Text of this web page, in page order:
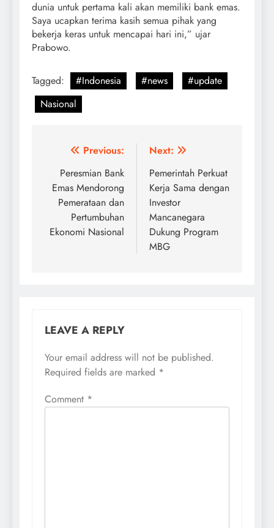
dunia untuk pertama kali akan memiliki bank emas.
Saya ucapkan terima kasih semua pihak yang
bekerja keras untuk mencapai hari ini,” ujar
Prabowo.
Tagged: #Indonesia #news
#update
Nasional
Post
navigation
Previous:
Peresmian Bank
Emas Mendorong
Pemerataan dan
Pertumbuhan
Ekonomi Nasional
Next:
Pemerintah Perkuat
Kerja Sama dengan
Investor
Mancanegara
Dukung Program
MBG
LEAVE A REPLY
Your email address will not be published.
Required fields are marked *
Comment *